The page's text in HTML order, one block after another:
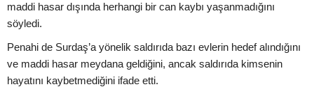
maddi hasar dışında herhangi bir can kaybı yaşanmadığını
söyledi.
Penahi de Surdaş’a yönelik saldırıda bazı evlerin hedef alındığını
ve maddi hasar meydana geldiğini, ancak saldırıda kimsenin
hayatını kaybetmediğini ifade etti.